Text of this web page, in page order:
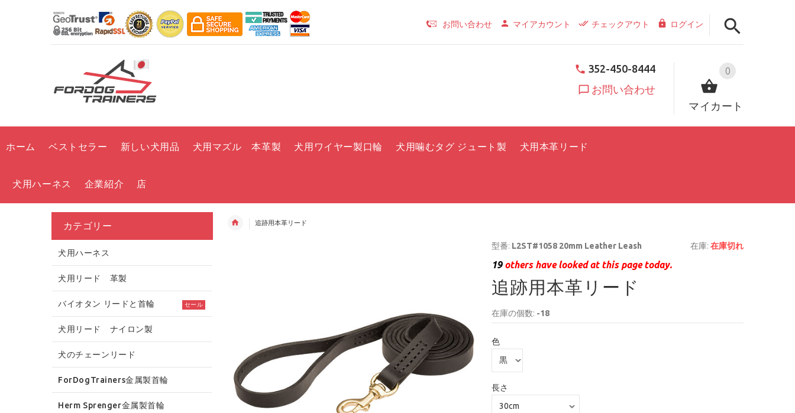
お問い合わせ マイアカウント チェックアウト ログイン
0
マイカート
352-450-8444
お問い合わせ
ホーム ベストセラー 新しい犬用品 犬用マズル 本革製 犬用ワイヤー製口輪 犬用噛むタグ ジュート製 犬用本革リード
犬用ハーネス 企業紹介 店
追跡用本革リード
型番: L2ST#1058 20mm Leather Leash 在庫: 在庫切れ
19others have looked at this page today.
追跡用本革リード
在庫の個数: -18
色
長さ
カテゴリー
犬用ハーネス
犬用リード 革製
バイオタン リードと首輪 セール
犬用リード ナイロン製
犬のチェーンリード
ForDogTrainers金属製首輪
Herm Sprenger金属製首輪